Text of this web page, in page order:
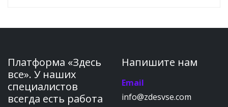
Платформа «Здесь
все». У наших
специалистов
всегда есть работа
Напишите нам
Email
info@zdesvse.com